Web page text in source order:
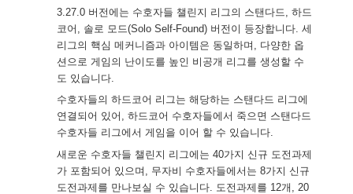
3.27.0 버전에는 수호자들 챌린지 리그의 스탠다드, 하드
코어, 솔로 모드(Solo Self-Found) 버전이 등장합니다. 세
리그의 핵심 메커니즘과 아이템은 동일하며, 다양한 옵
션으로 게임의 난이도를 높인 비공개 리그를 생성할 수
도 있습니다.
수호자들의 하드코어 리그는 해당하는 스탠다드 리그에
연결되어 있어, 하드코어 수호자들에서 죽으면 스탠다드
수호자들 리그에서 게임을 이어 할 수 있습니다.
새로운 수호자들 챌린지 리그에는 40가지 신규 도전과제
가 포함되어 있으며, 무자비 수호자들에서는 8가지 신규
도전과제를 만나보실 수 있습니다. 도전과제를 12개, 20